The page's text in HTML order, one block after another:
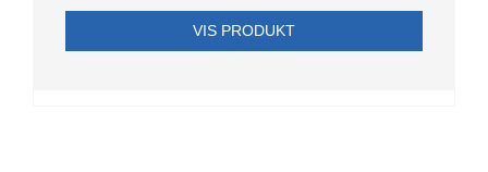
VIS PRODUKT